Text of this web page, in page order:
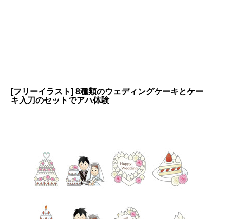
[フリーイラスト] 8種類のウェディングケーキとケー
キ入刀のセットでアハ体験